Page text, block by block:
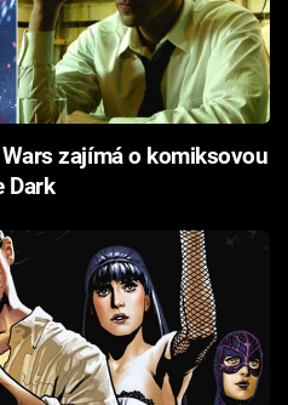
zajímá o komiksovou
Dark